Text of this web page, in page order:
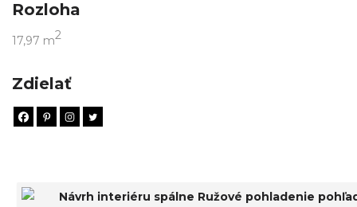
Rozloha
17,97 m2
Zdielať